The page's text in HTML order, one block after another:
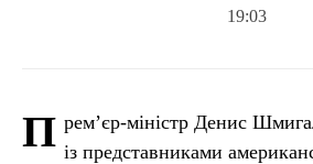
19:03
П рем’єр-міністр Денис
із представниками